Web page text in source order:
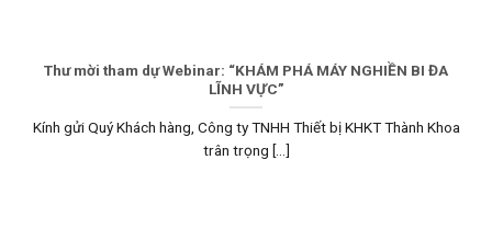
Thư mời tham dự Webinar: “KHÁM PHÁ MÁY NGHIỀN BI ĐA
LĨNH VỰC”
Kính gửi Quý Khách hàng, Công ty TNHH Thiết bị KHKT Thành Khoa
trân trọng [...]